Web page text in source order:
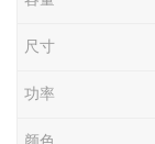
尺寸
功率
颜色